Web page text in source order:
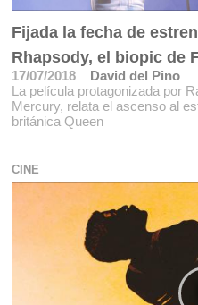
Fijada la fecha de
Rhapsody, el biopic de
17/07/2018
David del Pino
La película protagonizada por
Mercury, relata el ascenso al
británica Queen
CINE